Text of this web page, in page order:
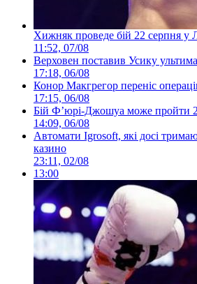
Хижняк проведе бій 22 серпня у
11:52, 07/08
Верховен поставив Усику
17:18, 06/08
Конор Макгрегор переніс
17:15, 06/08
Бій Ф’юрі-Джошуа може пройти
14:09, 06/08
Автомати Igrosoft, які досі
казино
23:11, 02/08
13:00